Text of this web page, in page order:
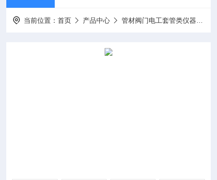
当前位置：首页 产品中心 管材阀门电工套管类仪器